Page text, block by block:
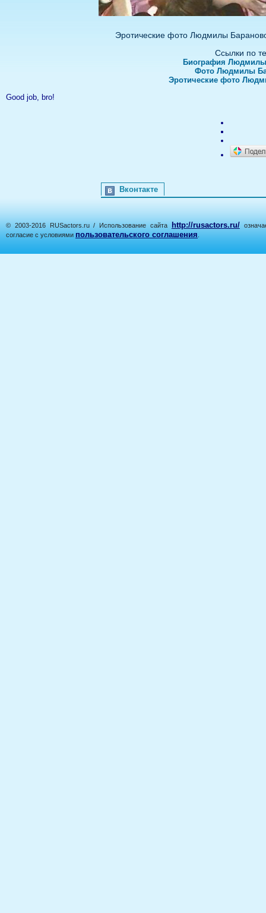
Эротические фото Людмилы
Ссылки по
Биография
Фото Людмилы
Эротические фото
Good job, bro!
Вконтакте
© 2003-2016 RUSactors.ru / Использование сайта http://rusactors.ru/
согласие с условиями пользовательского соглашения